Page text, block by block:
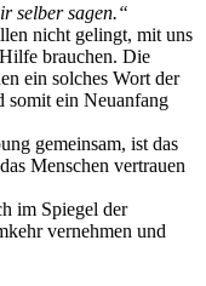
selber sagen.“
nicht gelingt, mit uns
brauchen. Die
ein solches Wort der
somit ein Neuanfang
gemeinsam, ist das
Menschen vertrauen
im Spiegel der
vernehmen und